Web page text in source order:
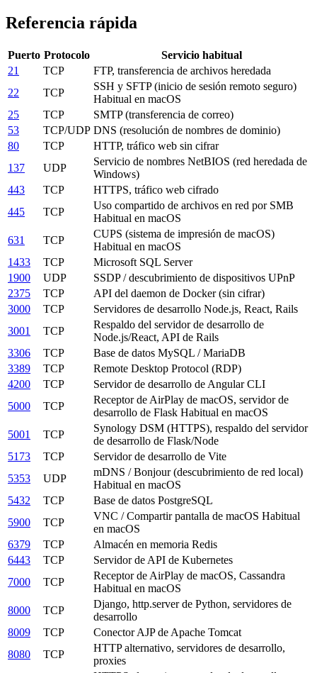
Referencia rápida
Puerto Protocolo
Servicio habitual
21
TCP
FTP, transferencia de archivos heredada
22
TCP
SSH y SFTP (inicio de sesión remoto seguro)
Habitual en macOS
25
TCP
SMTP (transferencia de correo)
53
TCP/UDP DNS (resolución de nombres de dominio)
80
TCP
HTTP, tráfico web sin cifrar
137
UDP
Servicio de nombres NetBIOS (red heredada de
Windows)
443
TCP
HTTPS, tráfico web cifrado
445
TCP
Uso compartido de archivos en red por SMB
Habitual en macOS
631
TCP
CUPS (sistema de impresión de macOS)
Habitual en macOS
1433
TCP
Microsoft SQL Server
1900
UDP
SSDP / descubrimiento de dispositivos UPnP
2375
TCP
API del daemon de Docker (sin cifrar)
3000
TCP
Servidores de desarrollo Node.js, React, Rails
3001
TCP
Respaldo del servidor de desarrollo de
Node.js/React, API de Rails
3306
TCP
Base de datos MySQL / MariaDB
3389
TCP
Remote Desktop Protocol (RDP)
4200
TCP
Servidor de desarrollo de Angular CLI
5000
TCP
Receptor de AirPlay de macOS, servidor de
desarrollo de Flask Habitual en macOS
5001
TCP
Synology DSM (HTTPS), respaldo del servidor
de desarrollo de Flask/Node
5173
TCP
Servidor de desarrollo de Vite
5353
UDP
mDNS / Bonjour (descubrimiento de red local)
Habitual en macOS
5432
TCP
Base de datos PostgreSQL
5900
TCP
VNC / Compartir pantalla de macOS Habitual
en macOS
6379
TCP
Almacén en memoria Redis
6443
TCP
Servidor de API de Kubernetes
7000
TCP
Receptor de AirPlay de macOS, Cassandra
Habitual en macOS
8000
TCP
Django, http.server de Python, servidores de
desarrollo
8009
TCP
Conector AJP de Apache Tomcat
8080
TCP
HTTP alternativo, servidores de desarrollo,
proxies